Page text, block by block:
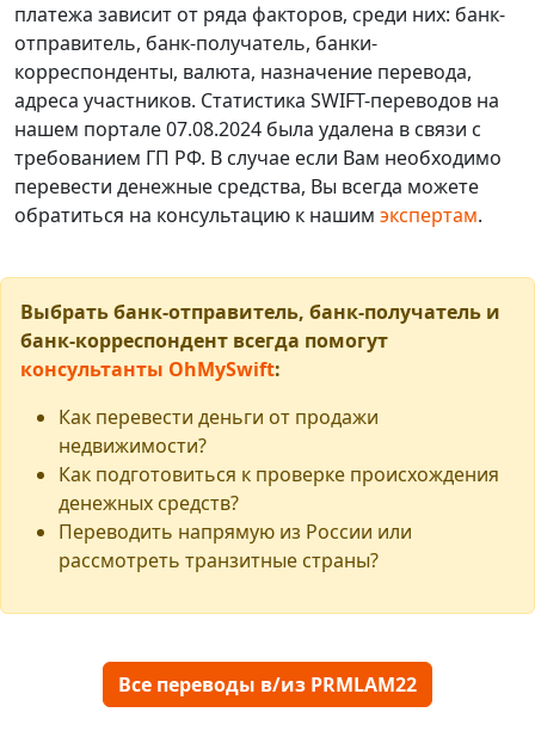
платежа зависит от ряда факторов, среди них: банк-
отправитель, банк-получатель, банки-
корреспонденты, валюта, назначение перевода,
адреса участников. Статистика SWIFT-переводов на
нашем портале 07.08.2024 была удалена в связи с
требованием ГП РФ. В случае если Вам необходимо
перевести денежные средства, Вы всегда можете
обратиться на консультацию к нашим экспертам.
Выбрать банк-отправитель, банк-получатель и
банк-корреспондент всегда помогут
консультанты OhMySwift:
Как перевести деньги от продажи
недвижимости?
Как подготовиться к проверке происхождения
денежных средств?
Переводить напрямую из России или
рассмотреть транзитные страны?
Все переводы в/из PRMLAM22